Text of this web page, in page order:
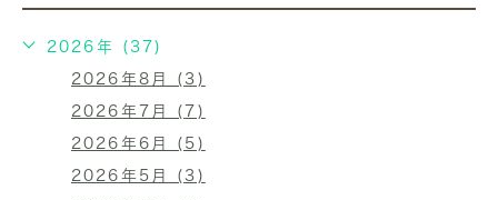
2026年 (37)
2026年8月 (3)
2026年7月 (7)
2026年6月 (5)
2026年5月 (3)